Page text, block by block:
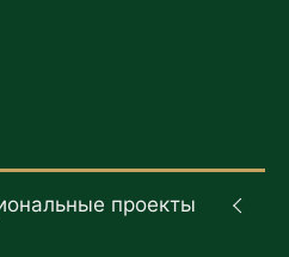
проекты